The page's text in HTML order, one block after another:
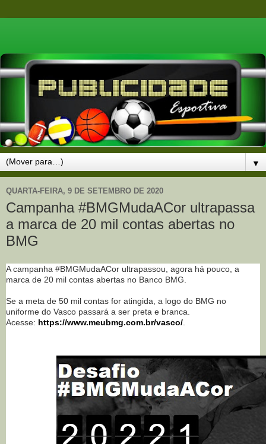
▼
QUARTA-FEIRA, 9 DE SETEMBRO DE 2020
Campanha #BMGMudaACor ultrapassa
a marca de 20 mil contas abertas no
BMG
A campanha #BMGMudaACor ultrapassou, agora há pouco, a
marca de 20 mil contas abertas no Banco BMG.
Se a meta de 50 mil contas for atingida, a logo do BMG no
uniforme do Vasco passará a ser preta e branca.
Acesse: https://www.meubmg.com.br/vasco/